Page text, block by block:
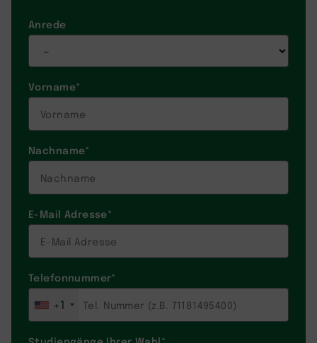
Anrede
Vorname*
Nachname*
E-Mail Adresse*
Telefonnummer*
+1